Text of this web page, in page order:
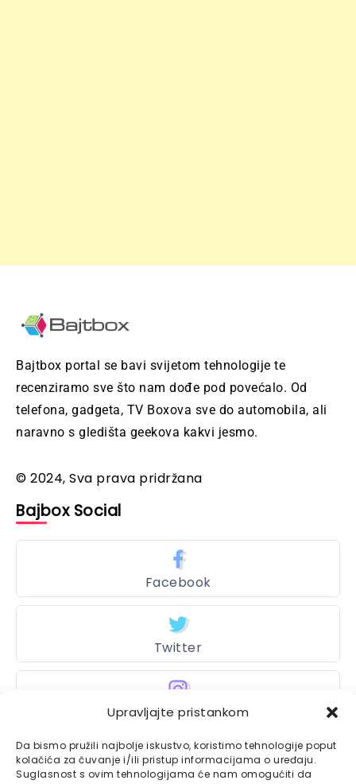
Upravljajte pristankom
Da bismo pružili najbolje iskustvo, koristimo tehnologije poput
kolačića za čuvanje i/ili pristup informacijama o uređaju.
Suglasnost s ovim tehnologijama će nam omogućiti da
Bajtbox portal se bavi svijetom tehnologije te
recenziramo sve što nam dođe pod povećalo. Od
telefona, gadgeta, TV Boxova sve do automobila, ali
naravno s gledišta geekova kakvi jesmo.
© 2024, Sva prava pridržana
Bajbox Social
Facebook
Twitter
Instagram
Bajtbox